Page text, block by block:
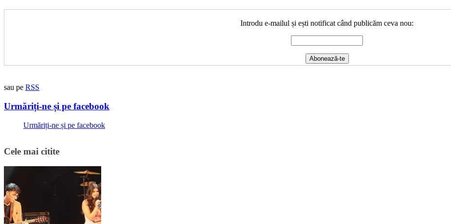
Introdu e-mailul și ești notificat când publicăm ceva nou:
sau pe RSS
Urmăriți-ne și pe facebook
Urmăriți-ne și pe facebook
Cele mai citite